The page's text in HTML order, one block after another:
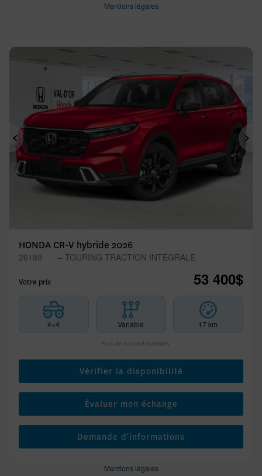
Mentions légales
Précédent
HONDA CR-V hybride 2026
26189 – TOURING TRACTION INTÉGRALE
Votre prix 53 400$
4×4 Variable 17 km
Plus de caractéristiques
Vérifier la disponibilité
Évaluer mon échange
Demande d'informations
Mentions légales